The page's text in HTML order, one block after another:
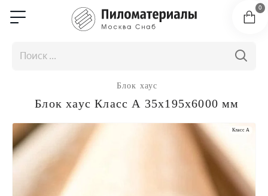
0
Блок хаус
Блок хаус Класс А 35x195x6000 мм
Класс A